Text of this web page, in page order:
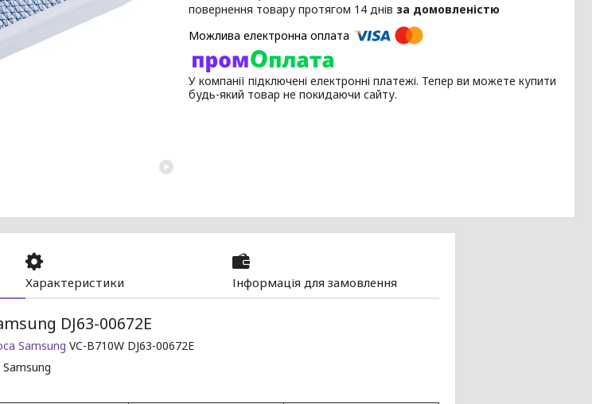
повернення товару протягом 14 днів за домовленістю
У компанії підключені електронні платежі. Тепер ви можете купити
будь-який товар не покидаючи сайту.
Характеристики Інформація для замовлення
DJ63-00672E
Samsung VC-B710W DJ63-00672E
Samsung